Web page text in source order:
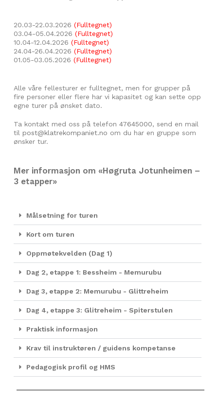
20.03-22.03.2026(Fulltegnet)
03.04-05.04.2026(Fulltegnet)
10.04-12.04.2026(Fulltegnet)
24.04-26.04.2026(Fulltegnet)
01.05-03.05.2026(Fulltegnet)
Alle våre fellesturer er fulltegnet, men for grupper på
fire personer eller flere har vi kapasitet og kan sette opp
egne turer på ønsket dato.
Ta kontakt med oss på telefon47645000, send en mail
til post@klatrekompaniet.no om du har en gruppe som
ønsker tur.
Mer informasjon om «Høgruta Jotunheimen –
3 etapper»
Målsetning for turen
Kort om turen
Oppmøtekvelden (Dag 1)
Dag 2, etappe 1: Bessheim - Memurubu
Dag 3, etappe 2: Memurubu - Glittreheim
Dag 4, etappe 3: Glitreheim - Spiterstulen
Praktisk informasjon
Krav til instruktøren / guidens kompetanse
Pedagogisk profil og HMS